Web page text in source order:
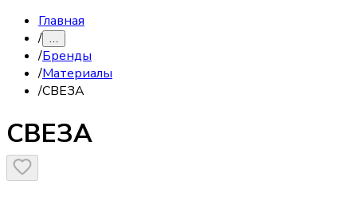
Главная
/ …
/Бренды
/Материалы
/СВЕЗА
СВЕЗА